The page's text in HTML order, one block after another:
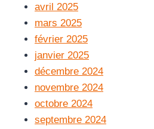
avril 2025
mars 2025
février 2025
janvier 2025
décembre 2024
novembre 2024
octobre 2024
septembre 2024